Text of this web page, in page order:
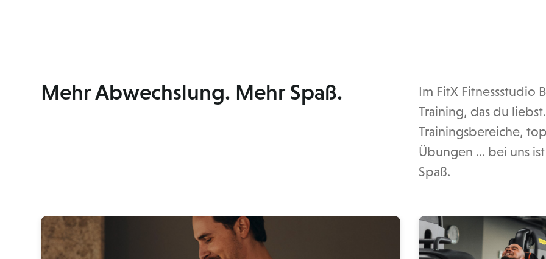
Mehr Abwechslung. Mehr Spaß.
Im FitX Fitnessstudio
Training, das du
Trainingsbereiche,
Übungen ... bei uns
Spaß.